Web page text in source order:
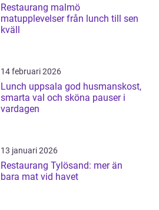
Restaurang malmö
matupplevelser från lunch till sen
kväll
14 februari 2026
Lunch uppsala god husmanskost,
smarta val och sköna pauser i
vardagen
13 januari 2026
Restaurang Tylösand: mer än
bara mat vid havet